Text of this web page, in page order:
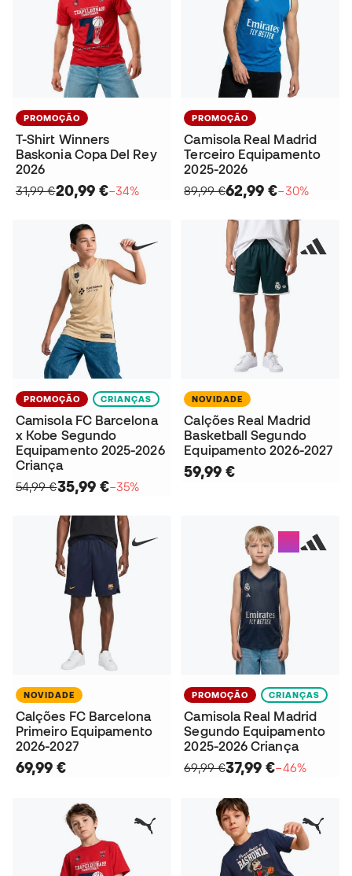
PROMOÇÃO
T-Shirt Winners
Baskonia Copa Del Rey
2026
31,99 €20,99 €−34%
PROMOÇÃO
Camisola Real Madrid
Terceiro Equipamento
2025-2026
89,99 €62,99 €−30%
PROMOÇÃO CRIANÇAS
Camisola FC Barcelona
x Kobe Segundo
Equipamento 2025-2026
Criança
54,99 €35,99 €−35%
NOVIDADE
Calções Real Madrid
Basketball Segundo
Equipamento 2026-2027
59,99 €
NOVIDADE
Calções FC Barcelona
Primeiro Equipamento
2026-2027
69,99 €
PROMOÇÃO CRIANÇAS
Camisola Real Madrid
Segundo Equipamento
2025-2026 Criança
69,99 €37,99 €−46%